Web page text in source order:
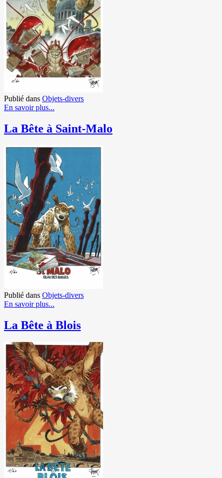
Publié dans Objets-divers
En savoir plus...
La Bête à Saint-Malo
Publié dans Objets-divers
En savoir plus...
La Bête à Blois